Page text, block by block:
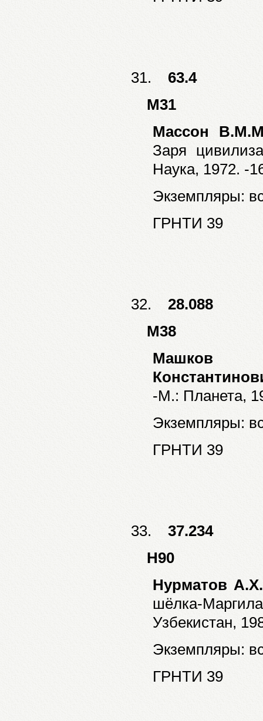
31. 63.4
М31
Массон
Заря
Наука, 1972. -
Экземпляры:
ГРНТИ 39
32.28.088
М38
-М.: Планета,
Экземпляры:
ГРНТИ 39
33.37.234
Н90
Нурматов
шёлка-
Узбекистан,
Экземпляры:
ГРНТИ 39